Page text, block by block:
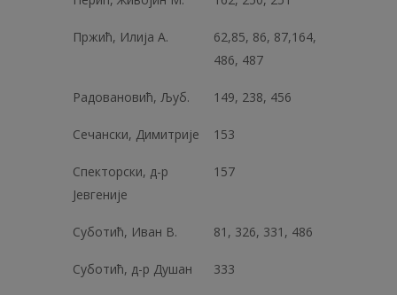
Пржић, Илија А.
62,85, 86, 87,164,
486, 487
Радовановић, Љуб. 149, 238, 456
Сечански, Димитрије 153
Спекторски, д-р
Јевгеније
157
Суботић, Иван В. 81, 326, 331, 486
Суботић, д-р Душан 333